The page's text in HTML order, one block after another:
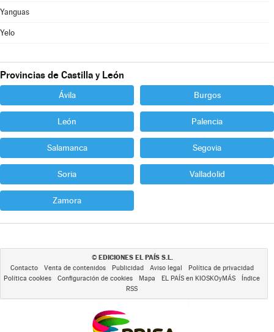
Yanguas
Yelo
Provincias de Castilla y León
Ávila Burgos
León Palencia
Salamanca Segovia
Soria Valladolid
Zamora
© EDICIONES EL PAÍS S.L.
Contacto Venta de contenidos Publicidad Aviso legal
Política de privacidad
Política cookies
Configuración de cookies Mapa EL PAÍS en KIOSKOyMÁS
Índice
RSS